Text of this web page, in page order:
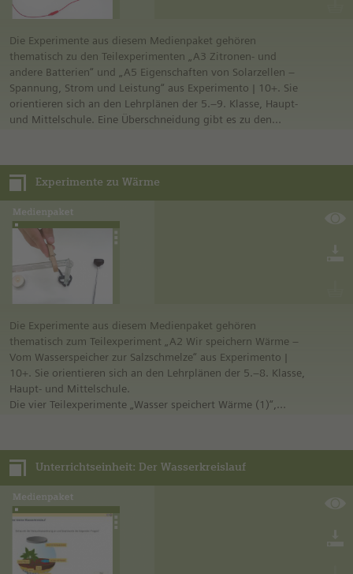
Die Experimente aus diesem Medienpaket gehören
thematisch zu den Teilexperimenten „A3 Zitronen- und
andere Batterien“ und „A5 Eigenschaften von Solarzellen –
Spannung, Strom und Leistung“ aus Experimento | 10+. Sie
orientieren sich an den Lehrplänen der 5.–9. Klasse, Haupt-
und Mittelschule. Eine Überschneidung gibt es zu den
Die drei Teilexperimente „Ist die Solarzelle eine
Spannungsquelle?“, „Kann Wind Spannung erzeugen?“ und
„Wir stellen eine eigene Spannungsquelle her“ enthalten
jeweils bildgestützte Anleitungen zur Vorbereitung und
Durchführung des Experiments. Verschiedene Aufgaben zum
Experiment werden gestellt, eine Differenzierung ist hier
jederzeit möglich.
Experimente zu Wärme
Die Experimente aus diesem Medienpaket gehören
thematisch zum Teilexperiment „A2 Wir speichern Wärme –
Vom Wasserspeicher zur Salzschmelze“ aus Experimento |
10+. Sie orientieren sich an den Lehrplänen der 5.–8. Klasse,
Haupt- und Mittelschule.
Die vier Teilexperimente „Wasser speichert Wärme (1)“,
Wärme?“ enthalten jeweils bildgestützte Anleitungen zur
Vorbereitung und Durchführung des Experiments.
Verschiedene Aufgaben zum Experiment werden gestellt, eine
Differenzierung ist hier jederzeit möglich.
Unterrichtseinheit: Der Wasserkreislauf